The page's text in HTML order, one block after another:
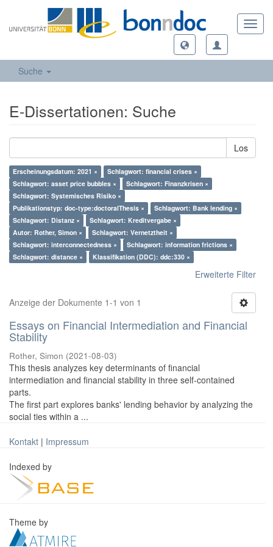
Suche
E-Dissertationen: Suche
Los
Erscheinungsdatum: 2021 ×
Schlagwort: financial crises ×
Schlagwort: asset price bubbles ×
Schlagwort: Finanzkrisen ×
Schlagwort: Systemisches Risiko ×
Publikationstyp: doc-type:doctoralThesis ×
Schlagwort: Bank lending ×
Schlagwort: Distanz ×
Schlagwort: Kreditvergabe ×
Autor: Rother, Simon ×
Schlagwort: Vernetztheit ×
Schlagwort: interconnectedness ×
Schlagwort: information frictions ×
Schlagwort: distance ×
Klassifikation (DDC): ddc:330 ×
Erweiterte Filter
Anzeige der Dokumente 1-1 von 1
Essays on Financial Intermediation and Financial
Stability
Rother, Simon (2021-08-03)
This thesis analyzes key determinants of financial
intermediation and financial stability in three self-contained
parts.
The first part explores banks' lending behavior by analyzing the
social ties within a ...
Kontakt | Impressum
Indexed by
Theme by